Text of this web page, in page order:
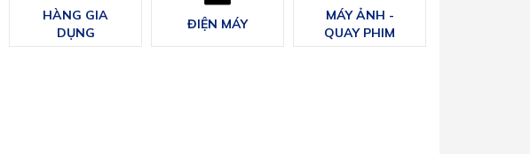
HÀNG GIA
DỤNG
ĐIỆN MÁY
MÁY ẢNH -
QUAY PHIM